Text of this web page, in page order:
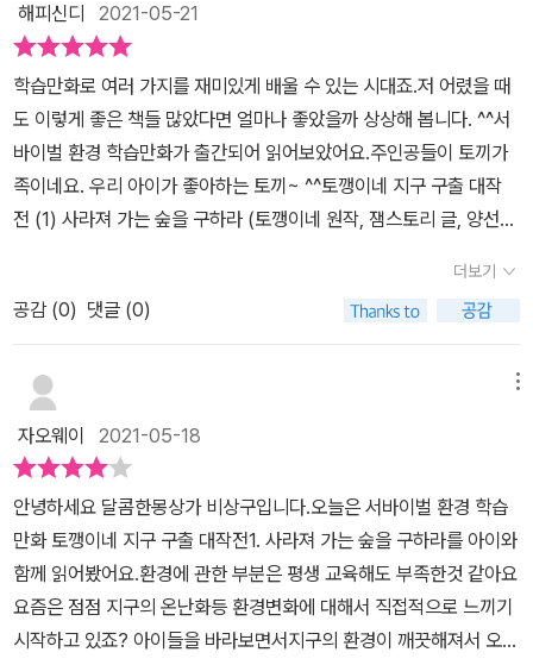
다 등의 주제로 계속 이어질 예정이라고 하니, 다음 이야기도 기대해
본다. *출판사로부터 도서를 제공받아 주관적으로 작성한 리뷰입니
다.
병이 증가했지요.심각해진 대기오염 물질 때문에 싹조차 나지 못하는
숲은 점점 죽어가고만 있던 날들이었답니다.나린이는 할머니 선물인
'기회의 씨앗'의 싹을 기다리며 어느 날 혹시하는 마음에 산신에게 숲
을 돌려달라고 빌었고마침 기회의 씨앗에서 싹이 나는 순간 생겨난
정령이정말로 산신에게 이야기를 전해, 산신이 찾아오게 됩니다.동글
동글 호랑이 호야도 함께 말이지요.숲을 망가뜨려버린 인간들에게 좋
은 감정이 있을 리 없는산신과 호랑이인 호야는 숲의 중요성을 제대
로 모르는나린이 다린이에게 숲의 역할과 중요성을 가르쳐 주었고,숲
을 되찾을 수 있는 기회를 찾기 위해 나린이와 다린이는신선과 호야
이 라면 먹기그리고 장애물 이어달리기와 보물 찾기까지 각종 다양한
게임들을 함께 하며 지구를 위한 대결을 시작했답니다. - ✔과연 나린
이와 다린이는 신선, 호야와의 대결에서 이겨, 점점 죽어가는 지구를
위해 숲을 다시 되찾아 줄 수 있을까요?✔숲이 사라지고 지구가 아파
하게 된 원인은 무엇일까요?✔숲과 자구를 위해, 앞으로 우리가 할
수 있는 일은 뭘까요? 학습만화 사이사이 환경 관련 정보가 있어서
더 알찼고요. 아이와 함께 풀어보거나 숨은 그림 찾기 등도 할 수도 있
고,멸종 동물에 대해서도 알아볼 수 있어서 더욱 좋았답니다.만화도
해피신디 2021-05-21
학습만화로 여러 가지를 재미있게 배울 수 있는 시대죠.저 어렸을 때
도 이렇게 좋은 책들 많았다면 얼마나 좋았을까 상상해 봅니다. ^^서
바이벌 환경 학습만화가 출간되어 읽어보았어요.주인공들이 토끼가
족이네요. 우리 아이가 좋아하는 토끼~ ^^토깽이네 지구 구출 대작
전 (1) 사라져 가는 숲을 구하라 (토깽이네 원작, 잼스토리 글, 양선모
깽이네는놀이, 교육, 체험, 장난감, 챌린지 등부모와 아이가 함께 다양
한 놀이를 하는 유튜브 채널을 말합니다.앞으로도 재미있는 가족놀이
를 소개하기 위해 노력할 거라는멋진 가족, 토깽이네가 이 책의 주인
공이고,이 책 내용에서도 놀이를 소개해 주는 부분이 많아요.엄마가
토깽, 아빠는 토니,아이들은 나린이와 다린입니다.모두 토끼 귀를 하
고 있는 귀여운 캐릭터들이죠.이 외에도 정령, 호야, 산신이 등장하는
데,특히, 기회의 씨앗에서 나온 귀여운 정령이 너무 귀여워서우리 아
이가 귀여운 목소리 만들며 신나게 읽습니다.이야기의 배경은 정말
실감나고 무섭기까지 해요.병들어가고 있는 지금의 지구가미래에 더
욱 병들어 있는 모습입니다.죽어가고 있는 지구!우리가 당장 변하지
않으면 닥칠 미래의 모습인 거죠.지금이라도 늦지 않았으니 이런 깨
달음 주는 좋은 책 읽고우리 모두 환경보호에 동참해요.대기오염문
더보기
공감 (0) 댓글 (0)
자오웨이 2021-05-18
안녕하세요 달콤한몽상가 비상구입니다.오늘은 서바이벌 환경 학습
만화 토깽이네 지구 구출 대작전1. 사라져 가는 숲을 구하라를 아이와
함께 읽어봤어요.환경에 관한 부분은 평생 교육해도 부족한것 같아요
요즘은 점점 지구의 온난화등 환경변화에 대해서 직접적으로 느끼기
시작하고 있죠? 아이들을 바라보면서지구의 환경이 깨끗해져서 오래